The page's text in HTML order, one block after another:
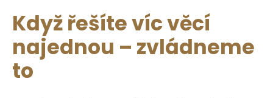
Když řešíte víc věcí
najednou – zvládneme
to